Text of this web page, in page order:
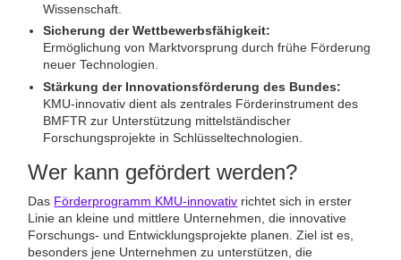
Wissenschaft.
Sicherung der Wettbewerbsfähigkeit:
Ermöglichung von Marktvorsprung durch frühe Förderung
neuer Technologien.
Stärkung der Innovationsförderung des Bundes:
KMU-innovativ dient als zentrales Förderinstrument des
BMFTR zur Unterstützung mittelständischer
Forschungsprojekte in Schlüsseltechnologien.
Wer kann gefördert werden?
Das Förderprogramm KMU-innovativ richtet sich in erster
Linie an kleine und mittlere Unternehmen, die innovative
Forschungs- und Entwicklungsprojekte planen. Ziel ist es,
besonders jene Unternehmen zu unterstützen, die